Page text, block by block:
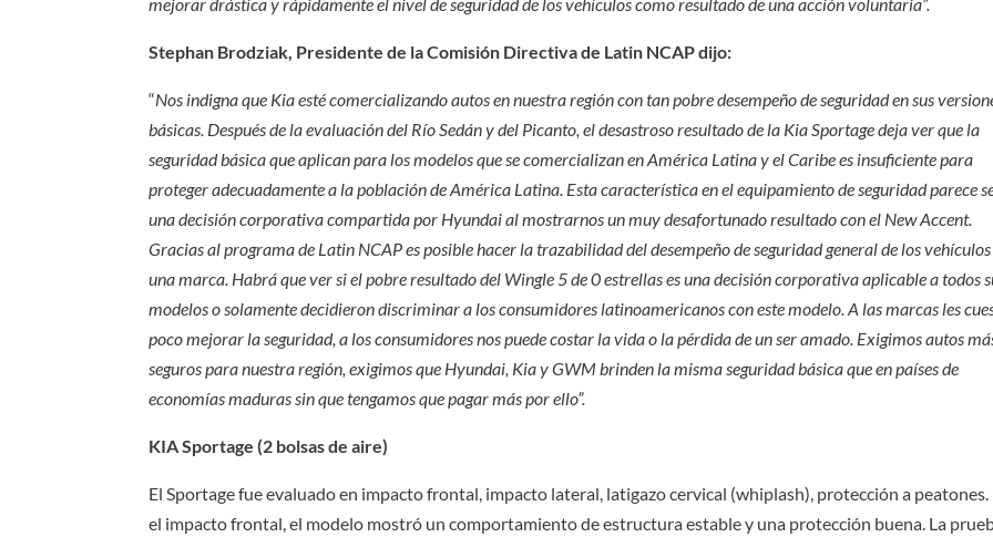
Stephan Brodziak, Presidente de la Comisión Directiva de Latin NCAP dijo:
“Nos indigna que Kia esté comercializando autos en nuestra región con tan pobre desempeño de seguridad en sus
básicas. Después de la evaluación del Río Sedán y del Picanto, el desastroso resultado de la Kia Sportage deja ver que la
seguridad básica que aplican para los modelos que se comercializan en América Latina y el Caribe es insuficiente para
proteger adecuadamente a la población de América Latina. Esta característica en el equipamiento de seguridad parece
una decisión corporativa compartida por Hyundai al mostrarnos un muy desafortunado resultado con el New Accent.
Gracias al programa de Latin NCAP es posible hacer la trazabilidad del desempeño de seguridad general de los vehículos
una marca. Habrá que ver si el pobre resultado del Wingle 5 de 0 estrellas es una decisión corporativa aplicable a todos
modelos o solamente decidieron discriminar a los consumidores latinoamericanos con este modelo. A las marcas les
poco mejorar la seguridad, a los consumidores nos puede costar la vida o la pérdida de un ser amado. Exigimos autos
seguros para nuestra región, exigimos que Hyundai, Kia y GWM brinden la misma seguridad básica que en países de
economías maduras sin que tengamos que pagar más por ello”.
KIA Sportage (2 bolsas de aire)
El Sportage fue evaluado en impacto frontal, impacto lateral, latigazo cervical (whiplash), protección a peatones.
el impacto frontal, el modelo mostró un comportamiento de estructura estable y una protección buena. La